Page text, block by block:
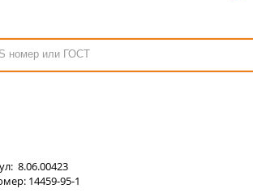
8.06.00423
14459-95-1